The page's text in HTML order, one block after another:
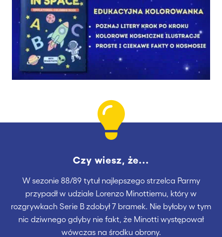
Czy wiesz, że...
W sezonie 88/89 tytuł najlepszego strzelca Parmy
przypadł w udziale Lorenzo Minottiemu, który w
rozgrywkach Serie B zdobył 7 bramek. Nie byłoby w tym
nic dziwnego gdyby nie fakt, że Minotti występował
wówczas na środku obrony.